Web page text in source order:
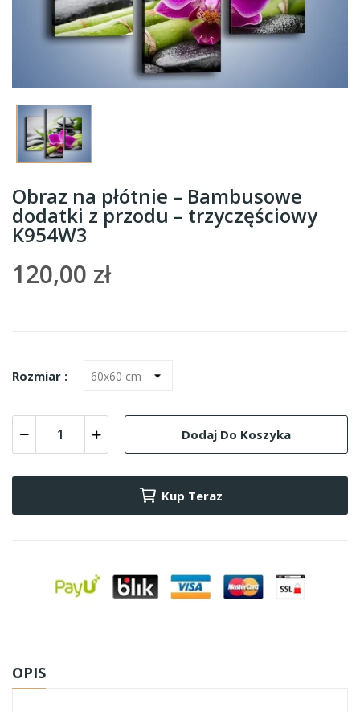
Obraz na płótnie – Bambusowe
dodatki z przodu – trzyczęściowy
K954W3
120,00 zł
Rozmiar :
Dodaj Do Koszyka
Kup Teraz
OPIS